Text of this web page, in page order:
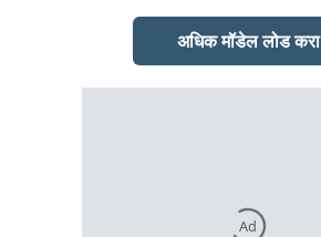
अधिक मॉडेल लोड करा
Ad